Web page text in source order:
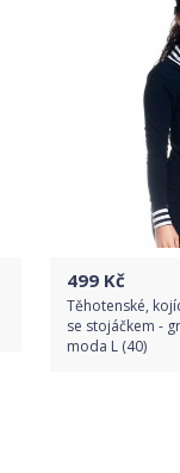
499 Kč
Těhotenské,
se stojáčkem -
moda L (40)